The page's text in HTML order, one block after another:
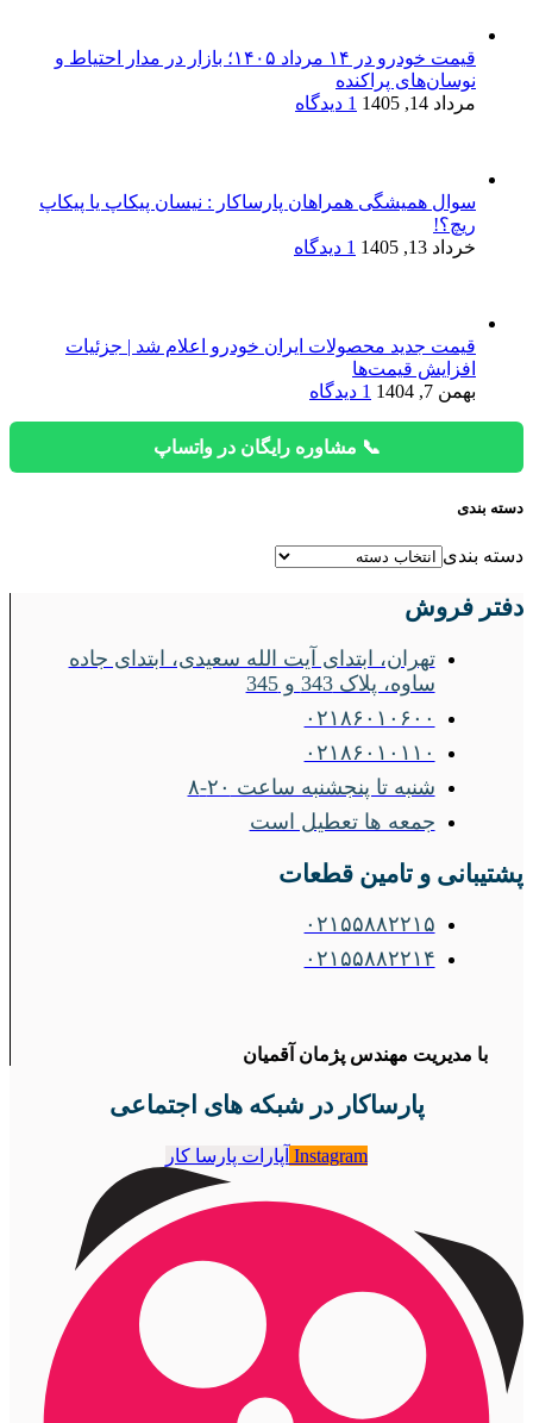
قیمت خودرو در ۱۴ مرداد ۱۴۰۵؛ بازار در مدار احتیاط و
نوسان‌های پراکنده
مرداد 14, 1405
1 دیدگاه
سوال همیشگی همراهان پارساکار : نیسان پیکاپ یا پیکاپ
ریچ؟!
خرداد 13, 1405
1 دیدگاه
قیمت جدید محصولات ایران خودرو اعلام شد | جزئیات
افزایش قیمت‌ها
بهمن 7, 1404
1 دیدگاه
📞 مشاوره رایگان در واتساپ
دسته بندی
دسته بندی
دفتر فروش
تهران، ابتدای آیت الله سعیدی، ابتدای جاده
ساوه، پلاک 343 و 345
۰۲۱۸۶۰۱۰۶۰۰
۰۲۱۸۶۰۱۰۱۱۰
شنبه تا پنجشنبه ساعت ۲۰-۸
جمعه ها تعطیل است
پشتیبانی و تامین قطعات
۰۲۱۵۵۸۸۲۲۱۵
۰۲۱۵۵۸۸۲۲۱۴
با مدیریت مهندس پژمان آقمیان
پارساکار در شبکه های اجتماعی
Instagram آپارات پارسا کار